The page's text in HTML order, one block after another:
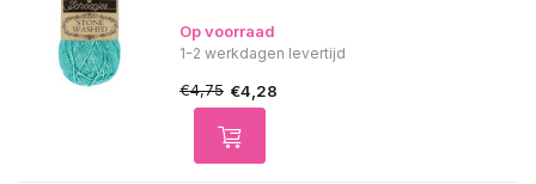
Op voorraad
1-2 werkdagen levertijd
€4,75 €4,28